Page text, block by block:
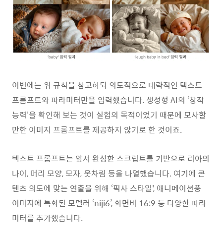
이번에는 위 규칙을 참고하되 의도적으로 대략적인 텍스트
프롬프트와 파라미터만을 입력했습니다. 생성형 AI의 ‘창작
능력'을 확인해 보는 것이 실험의 목적이었기 때문에 모사할
만한 이미지 프롬프트를 제공하지 않기로 한 것이죠.
텍스트 프롬프트는 앞서 완성한 스크립트를 기반으로 리아의
나이, 머리 모양, 모자, 옷차림 등을 나열했습니다. 여기에 콘
텐츠 의도에 맞는 연출을 위해 ‘픽사 스타일', 애니메이션풍
이미지에 특화된 모델러 ‘niji6’, 화면비 16:9 등 다양한 파라
미터를 추가했습니다.